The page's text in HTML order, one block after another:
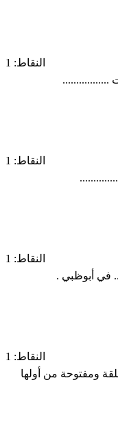
النقاط: 1
.................
النقاط: 1
النقاط: 1
أبوظبي .
النقاط: 1
ومفتوحة من أولها